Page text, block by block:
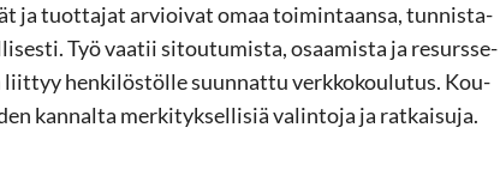
ja tuot­ta­jat ar­vioi­vat omaa toi­min­taan­sa, tun­nis­ta­
Työ vaa­tii si­tou­tu­mis­ta, osaa­mis­ta ja re­surs­se­
hen­ki­lös­töl­le suun­nat­tu verk­ko­kou­lu­tus. Kou­
kan­nal­ta mer­ki­tyk­sel­li­siä va­lin­to­ja ja rat­kai­su­ja.